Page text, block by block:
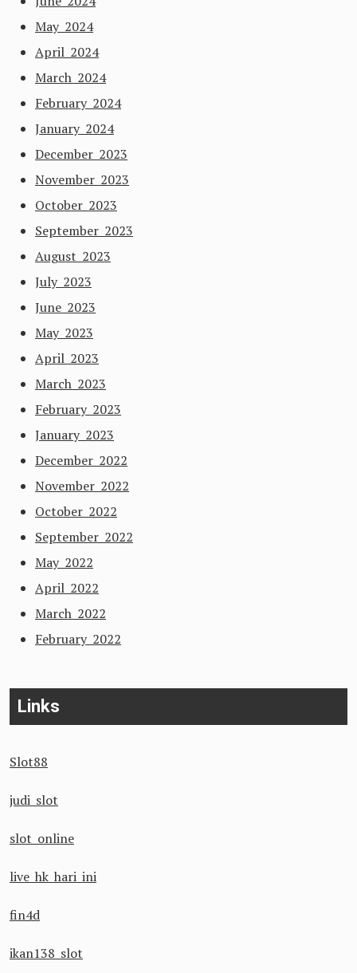
May 2024
April 2024
March 2024
February 2024
January 2024
December 2023
November 2023
October 2023
September 2023
August 2023
July 2023
June 2023
May 2023
April 2023
March 2023
February 2023
January 2023
December 2022
November 2022
October 2022
September 2022
May 2022
April 2022
March 2022
February 2022
Links
Slot88
judi slot
slot online
live hk hari ini
fin4d
ikan138 slot